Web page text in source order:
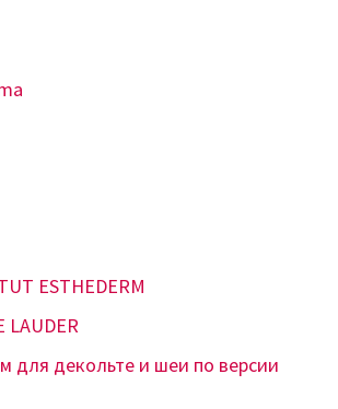
ESTHEDERM
LAUDER
для декольте и шеи по версии